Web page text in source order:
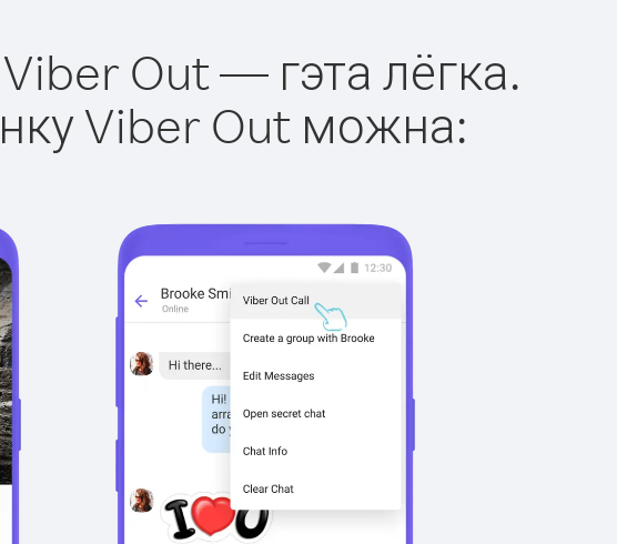
Viber Out — гэта лёгка.
Viber Out можна: